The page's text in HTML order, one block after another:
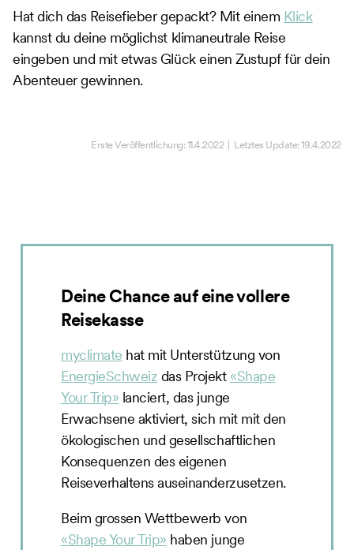
Hat dich das Reisefieber gepackt? Mit einem Klick
kannst du deine möglichst klimaneutrale Reise
eingeben und mit etwas Glück einen Zustupf für dein
Abenteuer gewinnen.
Erste Veröffentlichung:11.4.2022| Letztes Update:19.4.2022
Deine Chance auf eine vollere
Reisekasse
myclimate hat mit Unterstützung von
EnergieSchweiz das Projekt «Shape
Your Trip» lanciert, das junge
Erwachsene aktiviert, sich mit mit den
ökologischen und gesellschaftlichen
Konsequenzen des eigenen
Reiseverhaltens auseinanderzusetzen.
Beim grossen Wettbewerb von
«Shape Your Trip» haben junge